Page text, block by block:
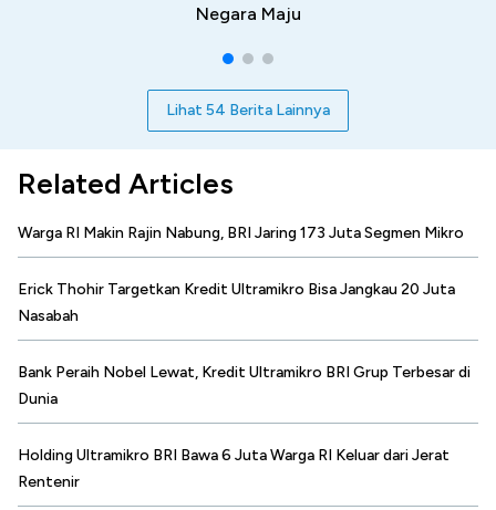
Negara Maju
Lihat 54 Berita Lainnya
Related Articles
Warga RI Makin Rajin Nabung, BRI Jaring 173 Juta Segmen Mikro
Erick Thohir Targetkan Kredit Ultramikro Bisa Jangkau 20 Juta
Nasabah
Bank Peraih Nobel Lewat, Kredit Ultramikro BRI Grup Terbesar di
Dunia
Holding Ultramikro BRI Bawa 6 Juta Warga RI Keluar dari Jerat
Rentenir